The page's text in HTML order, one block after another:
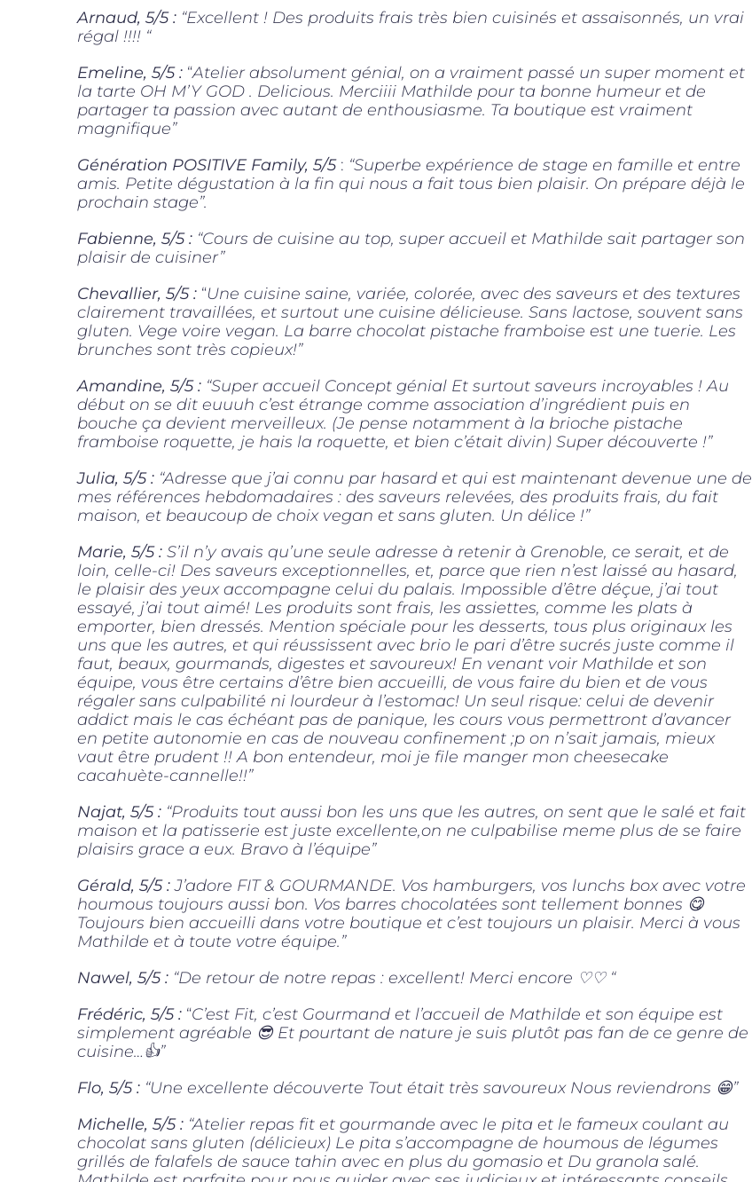
Arnaud, 5/5 : “Excellent ! Des produits frais très bien cuisinés et assaisonnés, un vrai
régal !!!! “
Emeline, 5/5 : “Atelier absolument génial, on a vraiment passé un super moment et
la tarte OH M’Y GOD . Delicious. Merciiii Mathilde pour ta bonne humeur et de
partager ta passion avec autant de enthousiasme. Ta boutique est vraiment
magnifique”
Génération POSITIVE Family, 5/5: “Superbe expérience de stage en famille et entre
amis. Petite dégustation à la fin qui nous a fait tous bien plaisir. On prépare déjà le
prochain stage”.
Fabienne, 5/5 : “Cours de cuisine au top, super accueil et Mathilde sait partager son
plaisir de cuisiner”
Chevallier, 5/5 : “Une cuisine saine, variée, colorée, avec des saveurs et des textures
clairement travaillées, et surtout une cuisine délicieuse. Sans lactose, souvent sans
gluten. Vege voire vegan. La barre chocolat pistache framboise est une tuerie. Les
brunches sont très copieux!”
Amandine, 5/5 : “Super accueil Concept génial Et surtout saveurs incroyables ! Au
début on se dit euuuh c’est étrange comme association d’ingrédient puis en
bouche ça devient merveilleux. (Je pense notamment à la brioche pistache
framboise roquette, je hais la roquette, et bien c’était divin) Super découverte !”
Julia, 5/5 : “Adresse que j’ai connu par hasard et qui est maintenant devenue une de
mes références hebdomadaires : des saveurs relevées, des produits frais, du fait
maison, et beaucoup de choix vegan et sans gluten. Un délice !”
Marie, 5/5 : S’il n’y avais qu’une seule adresse à retenir à Grenoble, ce serait, et de
loin, celle-ci! Des saveurs exceptionnelles, et, parce que rien n’est laissé au hasard,
le plaisir des yeux accompagne celui du palais. Impossible d’être déçue, j’ai tout
essayé, j’ai tout aimé! Les produits sont frais, les assiettes, comme les plats à
emporter, bien dressés. Mention spéciale pour les desserts, tous plus originaux les
uns que les autres, et qui réussissent avec brio le pari d’être sucrés juste comme il
faut, beaux, gourmands, digestes et savoureux! En venant voir Mathilde et son
équipe, vous être certains d’être bien accueilli, de vous faire du bien et de vous
régaler sans culpabilité ni lourdeur à l’estomac! Un seul risque: celui de devenir
addict mais le cas échéant pas de panique, les cours vous permettront d’avancer
en petite autonomie en cas de nouveau confinement ;p on n’sait jamais, mieux
vaut être prudent !! A bon entendeur, moi je file manger mon cheesecake
cacahuète-cannelle!!”
Najat, 5/5 : “Produits tout aussi bon les uns que les autres, on sent que le salé et fait
maison et la patisserie est juste excellente,on ne culpabilise meme plus de se faire
plaisirs grace a eux. Bravo à l’équipe”
Gérald, 5/5 :J’adore FIT & GOURMANDE. Vos hamburgers, vos lunchs box avec votre
houmous toujours aussi bon. Vos barres chocolatées sont tellement bonnes 😋
Toujours bien accueilli dans votre boutique et c’est toujours un plaisir. Merci à vous
Mathilde et à toute votre équipe.”
Nawel, 5/5 : “De retour de notre repas : excellent! Merci encore ♡♡ “
Frédéric, 5/5 : “C’est Fit, c’est Gourmand et l’accueil de Mathilde et son équipe est
simplement agréable 😎 Et pourtant de nature je suis plutôt pas fan de ce genre de
cuisine…👍”
Flo, 5/5 : “Une excellente découverte Tout était très savoureux Nous reviendrons 😁”
Michelle, 5/5 : “Atelier repas fit et gourmande avec le pita et le fameux coulant au
chocolat sans gluten (délicieux) Le pita s’accompagne de houmous de légumes
grillés de falafels de sauce tahin avec en plus du gomasio et Du granola salé.